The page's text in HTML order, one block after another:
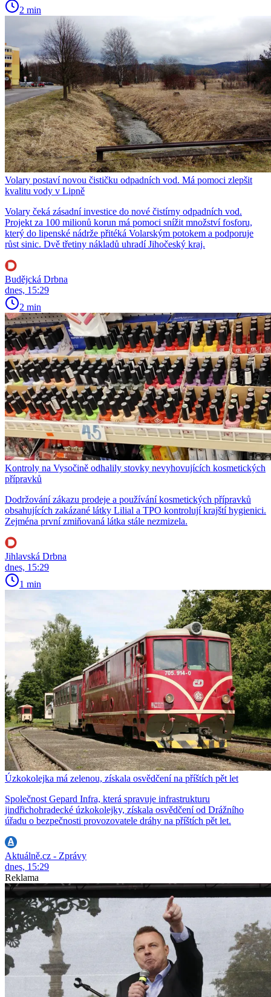
2 min
Volary postaví novou čističku odpadních vod. Má pomoci zlepšit
kvalitu vody v Lipně
Volary čeká zásadní investice do nové čistírny odpadních vod.
Projekt za 100 milionů korun má pomoci snížit množství fosforu,
který do lipenské nádrže přitéká Volarským potokem a podporuje
růst sinic. Dvě třetiny nákladů uhradí Jihočeský kraj.
Budějcká Drbna
dnes, 15:29
2 min
Kontroly na Vysočině odhalily stovky nevyhovujících kosmetických
přípravků
Dodržování zákazu prodeje a používání kosmetických přípravků
obsahujících zakázané látky Lilial a TPO kontrolují krajští hygienici.
Zejména první zmiňovaná látka stále nezmizela.
Jihlavská Drbna
dnes, 15:29
1 min
Úzkokolejka má zelenou, získala osvědčení na příštích pět let
Společnost Gepard Infra, která spravuje infrastrukturu
jindřichohradecké úzkokolejky, získala osvědčení od Drážního
úřadu o bezpečnosti provozovatele dráhy na příštích pět let.
Aktuálně.cz - Zprávy
dnes, 15:29
Reklama